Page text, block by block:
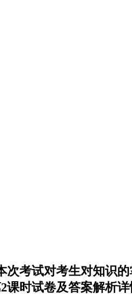
考试对考生对知识
时试卷及答案解析详